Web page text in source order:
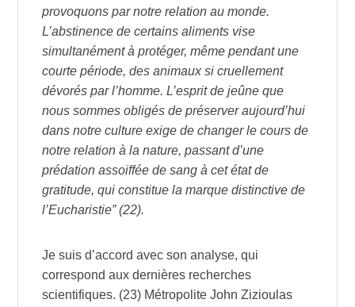
provoquons par notre relation au monde.
L’abstinence de certains aliments vise
simultanément à protéger, même pendant une
courte période, des animaux si cruellement
dévorés par l’homme. L’esprit de jeûne que
nous sommes obligés de préserver aujourd’hui
dans notre culture exige de changer le cours de
notre relation à la nature, passant d’une
prédation assoiffée de sang à cet état de
gratitude, qui constitue la marque distinctive de
l’Eucharistie” (22).
Je suis d’accord avec son analyse, qui
correspond aux dernières recherches
scientifiques. (23) Métropolite John Zizioulas